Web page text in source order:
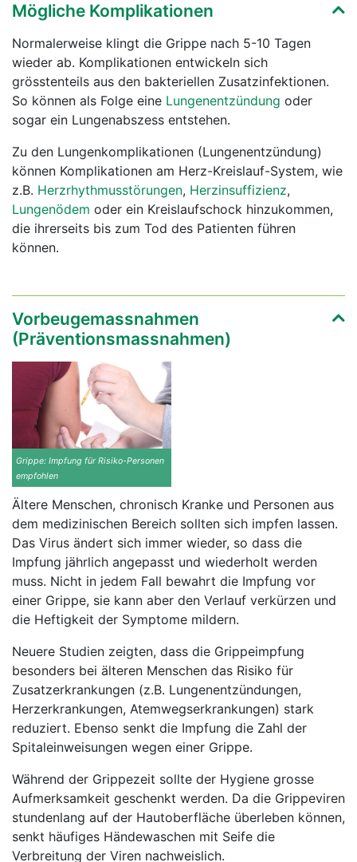
Mögliche Komplikationen
Normalerweise klingt die Grippe nach 5-10 Tagen
wieder ab. Komplikationen entwickeln sich
grösstenteils aus den bakteriellen Zusatzinfektionen.
So können als Folge eine Lungenentzündung oder
sogar ein Lungenabszess entstehen.
Zu den Lungenkomplikationen (Lungenentzündung)
können Komplikationen am Herz-Kreislauf-System, wie
z.B. Herzrhythmusstörungen, Herzinsuffizienz,
Lungenödem oder ein Kreislaufschock hinzukommen,
die ihrerseits bis zum Tod des Patienten führen
können.
Vorbeugemassnahmen
(Präventionsmassnahmen)
Grippe: Impfung für Risiko-Personen
empfohlen
Ältere Menschen, chronisch Kranke und Personen aus
dem medizinischen Bereich sollten sich impfen lassen.
Das Virus ändert sich immer wieder, so dass die
Impfung jährlich angepasst und wiederholt werden
muss. Nicht in jedem Fall bewahrt die Impfung vor
einer Grippe, sie kann aber den Verlauf verkürzen und
die Heftigkeit der Symptome mildern.
Neuere Studien zeigten, dass die Grippeimpfung
besonders bei älteren Menschen das Risiko für
Zusatzerkrankungen (z.B. Lungenentzündungen,
Herzerkrankungen, Atemwegserkrankungen) stark
reduziert. Ebenso senkt die Impfung die Zahl der
Spitaleinweisungen wegen einer Grippe.
Während der Grippezeit sollte der Hygiene grosse
Aufmerksamkeit geschenkt werden. Da die Grippeviren
stundenlang auf der Hautoberfläche überleben können,
senkt häufiges Händewaschen mit Seife die
Verbreitung der Viren nachweislich.